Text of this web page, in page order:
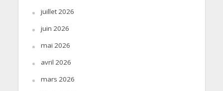
juillet 2026
juin 2026
mai 2026
avril 2026
mars 2026